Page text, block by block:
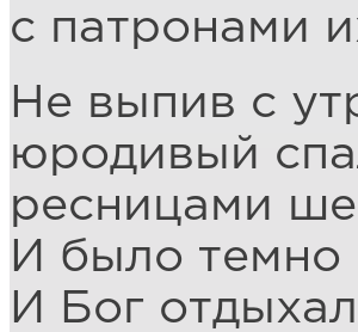
с патронами
Не выпив с
юродивый
ресницами
И было темно
И Бог